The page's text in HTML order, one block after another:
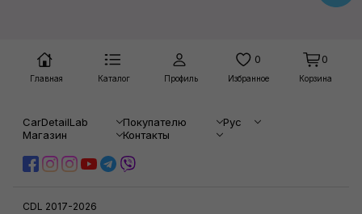
Главная Каталог Профиль
0
Избранное
0
Корзина
CarDetailLab Покупателю
Рус
Магазин
Контакты
CDL 2017-2026